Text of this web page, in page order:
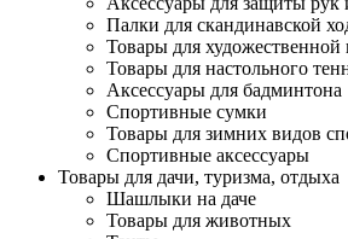
Палки для скандинавской
Товары для художественной
Товары для настольного
Аксессуары для бадминтона
Спортивные сумки
Товары для зимних видов
Спортивные аксессуары
Товары для дачи, туризма, отдыха
Шашлыки на даче
Товары для животных